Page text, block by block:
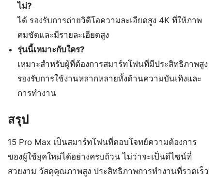
ไม่?
ได้ รองรับการถ่ายวิดีโอความละเอียดสูง 4K ที่ให้ภาพ
คมชัดและมีรายละเอียดสูง
รุ่นนี้เหมาะกับใคร?
เหมาะสำหรับผู้ที่ต้องการสมาร์ทโฟนที่มีประสิทธิภาพสูง
รองรับการใช้งานหลากหลายทั้งด้านความบันเทิงและ
การทำงาน
สรุป
15 Pro Max เป็นสมาร์ทโฟนที่ตอบโจทย์ความต้องการ
ของผู้ใช้ยุคใหม่ได้อย่างครบถ้วน ไม่ว่าจะเป็นดีไซน์ที่
สวยงาม วัสดุคุณภาพสูง ประสิทธิภาพการทำงานที่รวดเร็ว